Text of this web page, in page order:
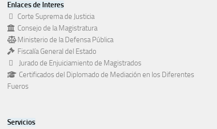
Enlaces de Interes
Corte Suprema de Justicia
Consejo de la Magistratura
Ministerio de la Defensa Pública
Fiscalía General del Estado
Jurado de Enjuiciamiento de Magistrados
Certificados del Diplomado de Mediación en los Diferentes
Fueros
Servicios